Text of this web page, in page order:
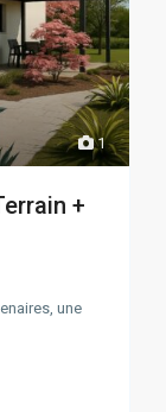
1
+
une